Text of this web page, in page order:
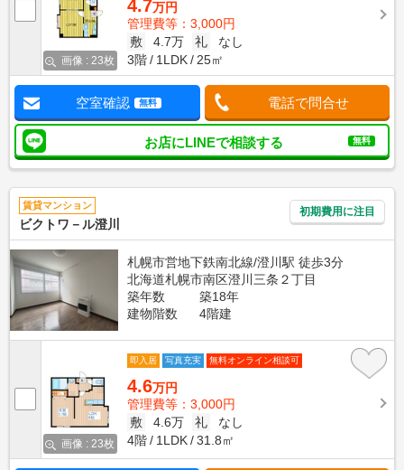
画像 : 23枚
4.7万円
管理費等：3,000円
敷
4.7万 礼
なし
3階
1LDK 25㎡
空室確認 無料 電話で問合せ
お店にLINEで相談する 無料
賃貸マンション
ビクトワ－ル澄川
初期費用に注目
札幌市営地下鉄南北線/澄川駅 徒歩3分
北海道札幌市南区澄川三条２丁目
築年数
築18年
建物階数
4階建
画像 : 23枚
即入居 写真充実 無料オンライン相談可
4.6万円
管理費等：3,000円
敷
4.6万 礼
なし
4階
1LDK 31.8㎡